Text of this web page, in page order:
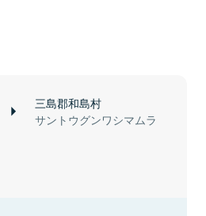
三島郡和島村
サントウグンワシマムラ